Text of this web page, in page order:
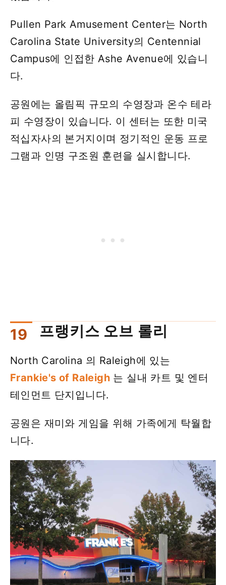
Pullen Park Amusement Center는 North
Carolina State University의 Centennial
Campus에 인접한 Ashe Avenue에 있습니
다.
공원에는 올림픽 규모의 수영장과 온수 테라
피 수영장이 있습니다. 이 센터는 또한 미국
적십자사의 본거지이며 정기적인 운동 프로
그램과 인명 구조원 훈련을 실시합니다.
프랭키스 오브 롤리
North Carolina 의 Raleigh에 있는
Frankie's of Raleigh 는 실내 카트 및 엔터
테인먼트 단지입니다.
공원은 재미와 게임을 위해 가족에게 탁월합
니다.